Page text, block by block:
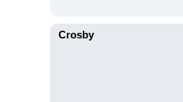
Crosby